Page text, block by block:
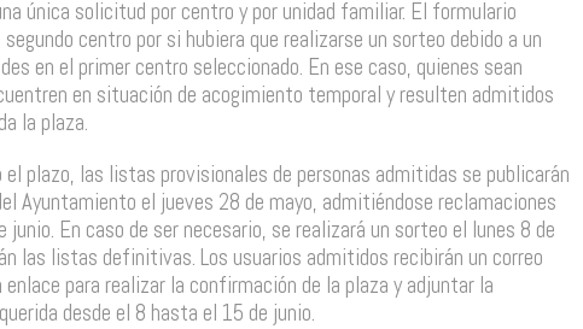
única solicitud por centro y por unidad familiar. El formulario
centro por si hubiera que realizarse un sorteo debido a un
en el primer centro seleccionado. En ese caso, quienes sean
en situación de acogimiento temporal y resulten admitidos
la plaza.
el plazo, las listas provisionales de personas admitidas se publicarán
Ayuntamiento el jueves 28 de mayo, admitiéndose reclamaciones
junio. En caso de ser necesario, se realizará un sorteo el lunes 8 de
las listas definitivas. Los usuarios admitidos recibirán un correo
para realizar la confirmación de la plaza y adjuntar la
desde el 8 hasta el 15 de junio.